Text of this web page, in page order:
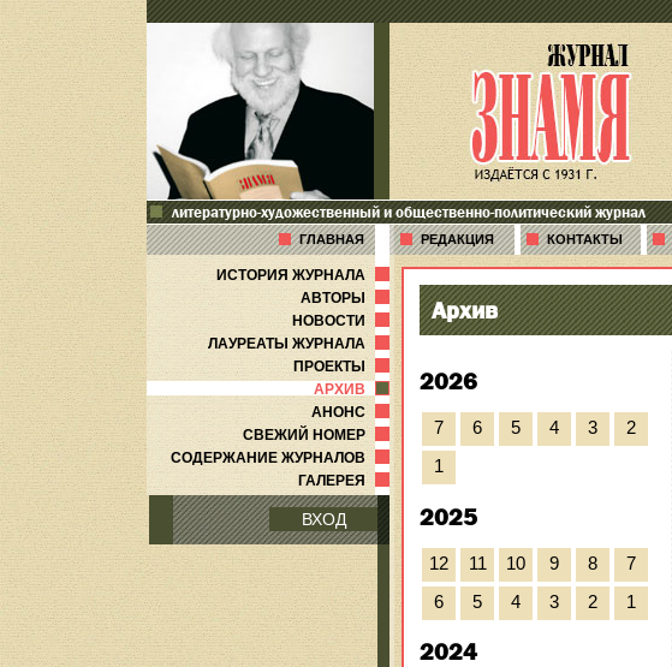
литературно-художественный и общественно-политический журнал
ГЛАВНАЯ РЕДАКЦИЯ КОНТАКТЫ
ИСТОРИЯ ЖУРНАЛА
АВТОРЫ
НОВОСТИ
ЛАУРЕАТЫ ЖУРНАЛА
ПРОЕКТЫ
АРХИВ
АНОНС
СВЕЖИЙ НОМЕР
СОДЕРЖАНИЕ ЖУРНАЛОВ
ГАЛЕРЕЯ
ВХОД
Архив
2026
7 6 5 4 3
2
1
2025
12 11 10 9 8
7
6
5 4 3 2 1
2024